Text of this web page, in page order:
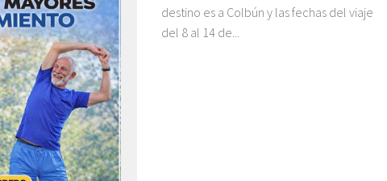
destino es a Colbún y las fechas del viaje
del 8 al 14 de...